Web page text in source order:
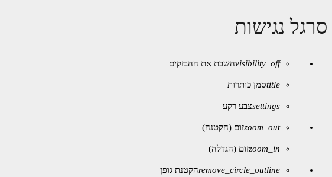
סרגל נגישות
visibility_offהשבת את ההבזקים
titleסמן כותרות
settingsצבע רקע
zoom_outזום (הקטנה)
zoom_inזום (הגדלה)
remove_circle_outlineהקטנת גופן